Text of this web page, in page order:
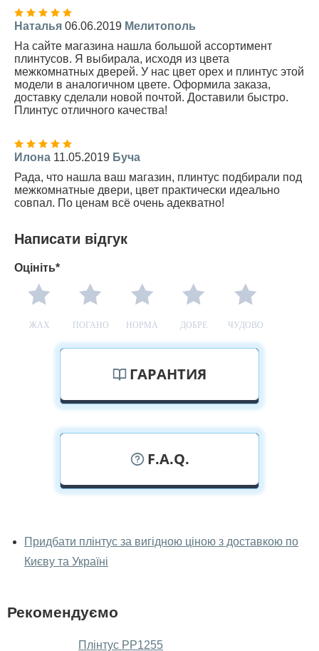
Наталья 06.06.2019 Мелитополь
На сайте магазина нашла большой ассортимент
плинтусов. Я выбирала, исходя из цвета
межкомнатных дверей. У нас цвет орех и плинтус этой
модели в аналогичном цвете. Оформила заказа,
доставку сделали новой почтой. Доставили быстро.
Плинтус отличного качества!
Илона 11.05.2019 Буча
Рада, что нашла ваш магазин, плинтус подбирали под
межкомнатные двери, цвет практически идеально
совпал. По ценам всё очень адекватно!
Написати відгук
Оцініть*
ЖАХ ПОГАНО НОРМА ДОБРЕ ЧУДОВО
ГАРАНТИЯ
F.A.Q.
наживо?
Так, можна подивитися плінтус у нашому фірмовому
У вас великий магазин?
Придбати плінтус за вигідною ціною з доставкою по
Києву та Україні
Рекомендуємо
Плінтус РР1255